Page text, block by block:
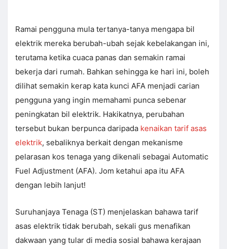
Ramai pengguna mula tertanya-tanya mengapa bil
elektrik mereka berubah-ubah sejak kebelakangan ini,
terutama ketika cuaca panas dan semakin ramai
bekerja dari rumah. Bahkan sehingga ke hari ini, boleh
dilihat semakin kerap kata kunci AFA menjadi carian
pengguna yang ingin memahami punca sebenar
peningkatan bil elektrik. Hakikatnya, perubahan
tersebut bukan berpunca daripada kenaikan tarif asas
elektrik, sebaliknya berkait dengan mekanisme
pelarasan kos tenaga yang dikenali sebagai Automatic
Fuel Adjustment (AFA). Jom ketahui apa itu AFA
dengan lebih lanjut!
Suruhanjaya Tenaga (ST) menjelaskan bahawa tarif
asas elektrik tidak berubah, sekali gus menafikan
dakwaan yang tular di media sosial bahawa kerajaan